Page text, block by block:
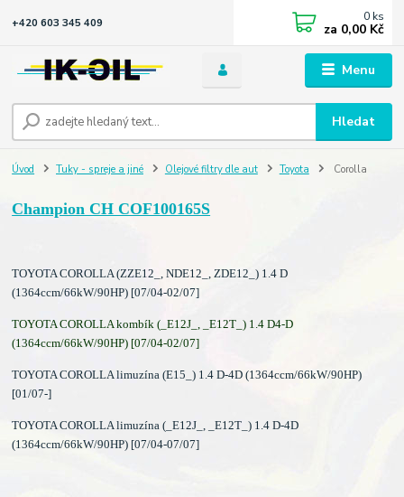
Menu
Hledat
+420 603 345 409 0 ks
za 0,00 Kč
Úvod Tuky - spreje a jiné Olejové filtry dle aut Toyota Corolla
Champion CH COF100165S
TOYOTA COROLLA (ZZE12_, NDE12_, ZDE12_) 1.4 D
(1364ccm/66kW/90HP) [07/04-02/07]
TOYOTA COROLLA kombík (_E12J_, _E12T_) 1.4 D4-D
(1364ccm/66kW/90HP) [07/04-02/07]
TOYOTA COROLLA limuzína (E15_) 1.4 D-4D (1364ccm/66kW/90HP)
[01/07-]
TOYOTA COROLLA limuzína (_E12J_, _E12T_) 1.4 D-4D
(1364ccm/66kW/90HP) [07/04-07/07]